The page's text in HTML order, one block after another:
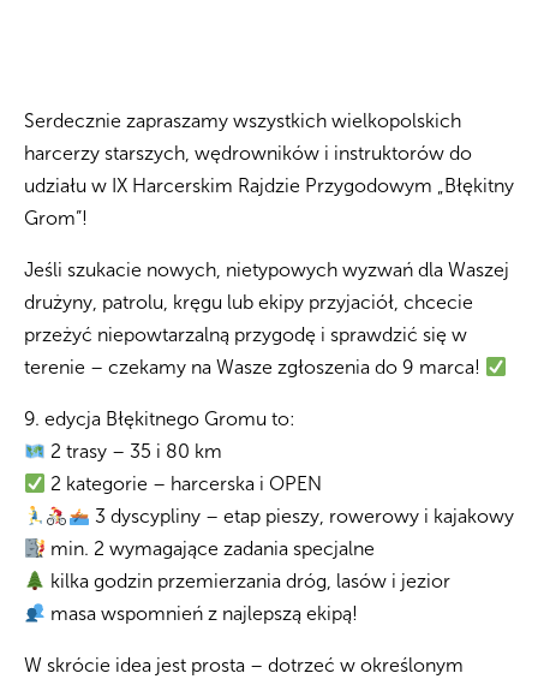
Serdecznie zapraszamy wszystkich wielkopolskich
harcerzy starszych, wędrowników i instruktorów do
udziału w IX Harcerskim Rajdzie Przygodowym „Błękitny
Grom”!
Jeśli szukacie nowych, nietypowych wyzwań dla Waszej
drużyny, patrolu, kręgu lub ekipy przyjaciół, chcecie
przeżyć niepowtarzalną przygodę i sprawdzić się w
terenie – czekamy na Wasze zgłoszenia do 9 marca!
9. edycja Błękitnego Gromu to:
2 trasy – 35 i 80 km
2 kategorie – harcerska i OPEN
3 dyscypliny – etap pieszy, rowerowy i kajakowy
min. 2 wymagające zadania specjalne
kilka godzin przemierzania dróg, lasów i jezior
masa wspomnień z najlepszą ekipą!
W skrócie idea jest prosta – dotrzeć w określonym